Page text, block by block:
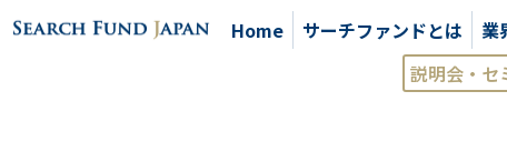
Home サーチファンドとは 業
説明会・セ